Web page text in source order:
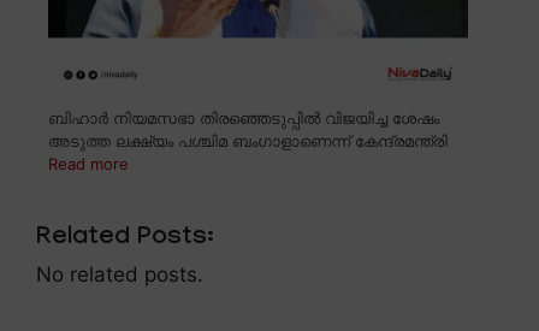
ബിഹാർ നിയമസഭാ തിരഞ്ഞെടുപ്പിൽ വിജയിച്ച ശേഷം
അടുത്ത ലക്ഷ്യം പശ്ചിമ ബംഗാളാണെന്ന് കേന്ദ്രമന്ത്രി
Read more
Related Posts:
No related posts.